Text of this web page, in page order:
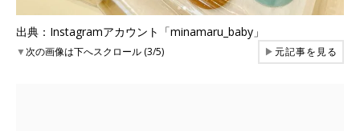
出典：Instagramアカウント「minamaru_baby」
▼次の画像は下へスクロール (3/5) ▶元記事を見る